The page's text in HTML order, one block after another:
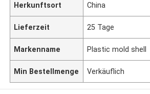
Herkunftsort China
Lieferzeit 25 Tage
Markenname Plastic mold shell
Min Bestellmenge Verkäuflich